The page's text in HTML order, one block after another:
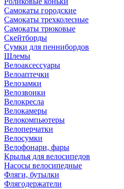
Самокаты городские
Самокаты трехколесные
Самокаты трюковые
Скейтборды
Сумки для пеннибордов
Шлемы
Велоаксессуары
Велоаптечки
Велозамки
Велозвонки
Велокресла
Велокамеры
Велокомпьютеры
Велоперчатки
Велосумки
Велофонари, фары
Крылья для велосипедов
Насосы велосипедные
Фляги, бутылки
Флягодержатели